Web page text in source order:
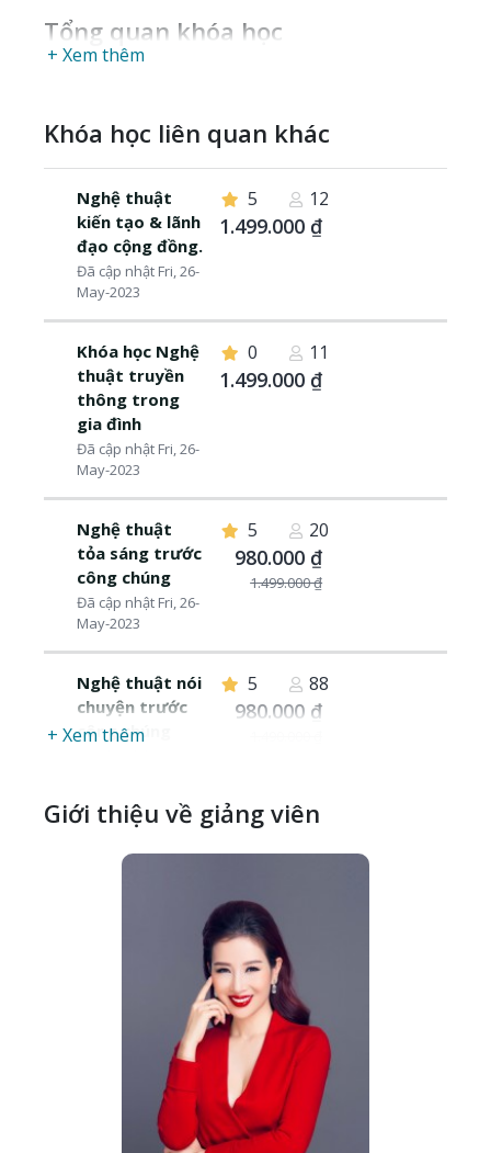
+ Xem thêm
Tổng quan khóa học
+ Xem thêm
Khóa học liên quan khác
Nghệ thuật
kiến tạo & lãnh
đạo cộng đồng.
Đã cập nhật Fri, 26-
May-2023
5 12
1.499.000 ₫
Khóa học Nghệ
thuật truyền
thông trong
gia đình
Đã cập nhật Fri, 26-
May-2023
0 11
1.499.000 ₫
Nghệ thuật
tỏa sáng trước
công chúng
Đã cập nhật Fri, 26-
May-2023
5 20
1.499.000 ₫
980.000 ₫
Nghệ thuật nói
chuyện trước
công chúng
5 88
980.000 ₫
xây dựng và
Giới thiệu về giảng viên